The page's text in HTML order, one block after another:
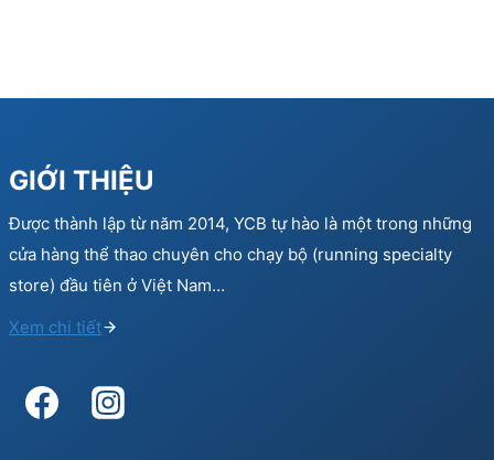
GIỚI THIỆU
Được thành lập từ năm 2014, YCB tự hào là một trong những
cửa hàng thể thao chuyên cho chạy bộ (running specialty
store) đầu tiên ở Việt Nam…
Xem chi tiết